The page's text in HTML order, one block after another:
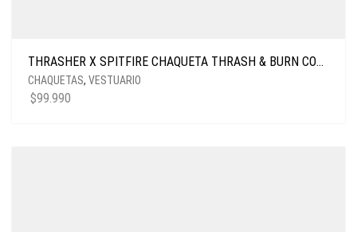
THRASHER X SPITFIRE CHAQUETA THRASH & BURN COACH BLACK
CHAQUETAS, VESTUARIO
$99.990